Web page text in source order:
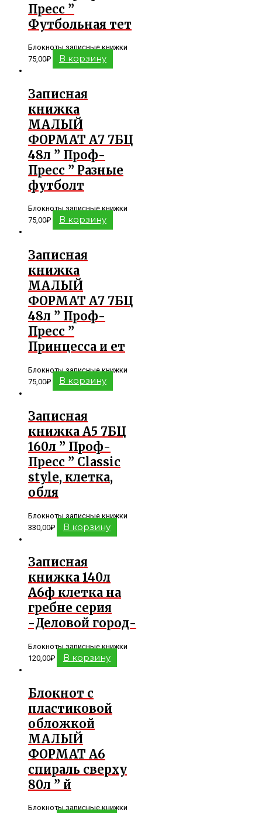
Пресс ”
Футбольная тет
Блокноты записные книжки
75,00₽ В корзину
Записная
книжка
МАЛЫЙ
ФОРМАТ А7 7БЦ
48л ” Проф-
Пресс ” Разные
футболт
Блокноты записные книжки
75,00₽ В корзину
Записная
книжка
МАЛЫЙ
ФОРМАТ А7 7БЦ
48л ” Проф-
Пресс ”
Принцесса и ет
Блокноты записные книжки
75,00₽ В корзину
Записная
книжка А5 7БЦ
160л ” Проф-
Пресс ” Classic
style, клетка,
обля
Блокноты записные книжки
330,00₽ В корзину
Записная
книжка 140л
А6ф клетка на
гребне серия
-Деловой город-
Блокноты записные книжки
120,00₽ В корзину
Блокнот с
пластиковой
обложкой
МАЛЫЙ
ФОРМАТ А6
спираль сверху
80л ” й
Блокноты записные книжки